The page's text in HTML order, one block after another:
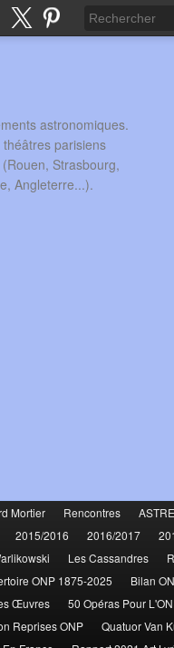
astronomiques.
parisiens
Strasbourg,
Angleterre...).
Mortier Rencontres
2015/2016 2016/2017
Les Cassandres
ONP 1875-2025 Bilan
Œuvres 50 Opéras Pour
Reprises ONP Quatuor Van